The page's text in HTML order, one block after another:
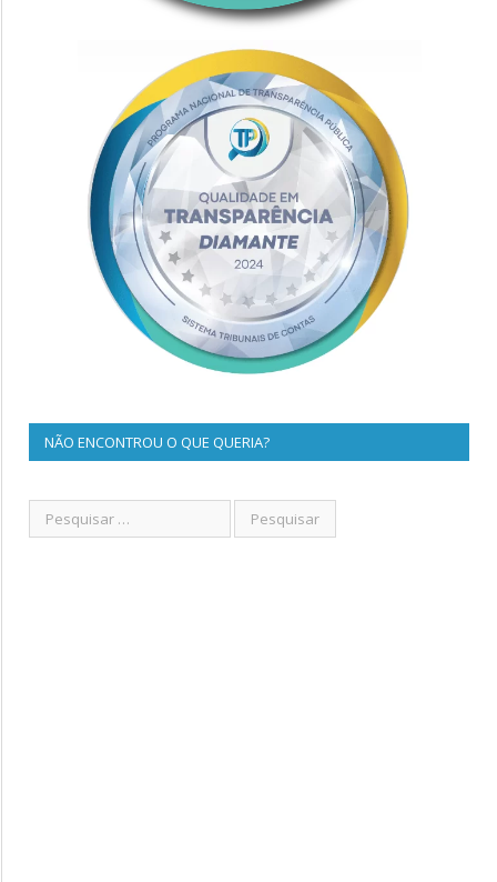
NÃO ENCONTROU O QUE QUERIA?